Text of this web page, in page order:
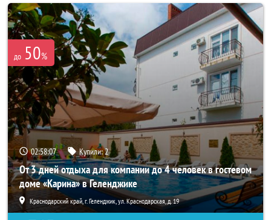
до 50%
02:58:03 Купили:2
От 3 дней отдыха для компании до 4 человек в гостевом
доме «Карина» в Геленджике
Краснодарский край, г. Геленджик, ул. Краснодарская, д. 19